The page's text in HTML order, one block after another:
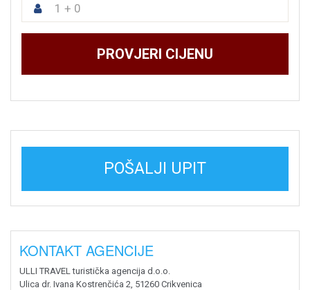
1 + 0
PROVJERI CIJENU
POŠALJI UPIT
KONTAKT AGENCIJE
ULLI TRAVEL turistička agencija d.o.o.
Ulica dr. Ivana Kostrenčića 2, 51260 Crikvenica